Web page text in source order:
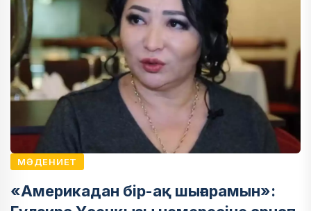
МӘДЕНИЕТ
«Америкадан бір-ақ шығарамын»: